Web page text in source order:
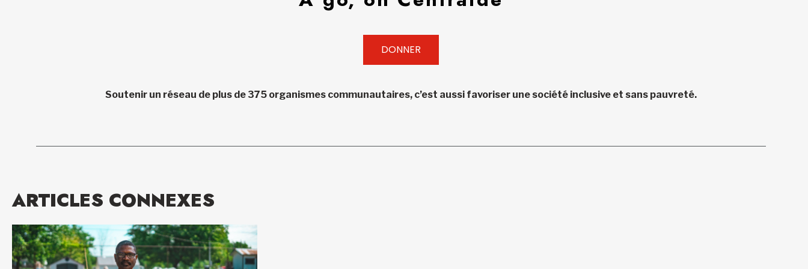
DONNER
Soutenir un réseau de plus de 375 organismes communautaires, c’est aussi favoriser une société inclusive et sans pauvreté.
ARTICLES CONNEXES